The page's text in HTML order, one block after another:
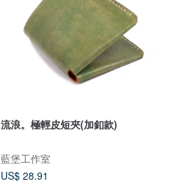
流浪。極輕皮短夾(加釦款)
藍堡工作室
US$ 28.91